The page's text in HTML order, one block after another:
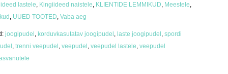
lastele Kingiideed naistele KLIENTIDE LEMMIKUD Meestele
UUED TOOTED ,Vaba aeg
joogipudel ,korduvkasutatav joogipudel ,laste joogipudel ,spordi
,trenni veepudel ,veepudel ,veepudel lastele ,veepudel